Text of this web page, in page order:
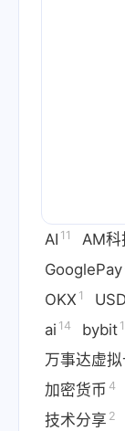
AI 11 AM科
GooglePay
OKX 1
ai 14 bybit 1
万事达虚拟
加密货币 4
技术分享 2